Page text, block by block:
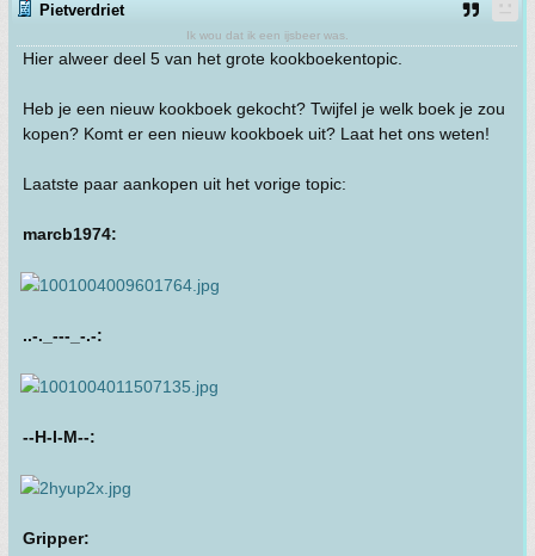
Pietverdriet
Ik wou dat ik een ijsbeer was.
Hier alweer deel 5 van het grote kookboekentopic.
Heb je een nieuw kookboek gekocht? Twijfel je welk boek je zou
kopen? Komt er een nieuw kookboek uit? Laat het ons weten!
Laatste paar aankopen uit het vorige topic:
marcb1974:
..-._---_-.-:
--H-I-M--:
Gripper: